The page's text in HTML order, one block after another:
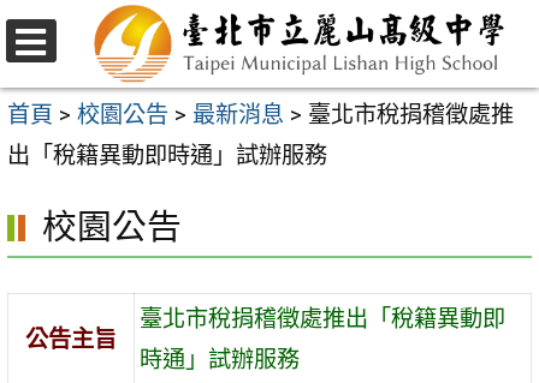
跳
至
主
要
容
區
選
單
首頁 > 校園公告 > 最新消息 > 臺北市稅捐稽徵處推
出「稅籍異動即時通」試辦服務
校園公告
公告主旨
臺北市稅捐稽徵處推出「稅籍異動即
時通」試辦服務